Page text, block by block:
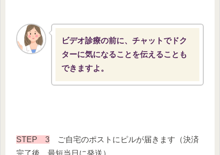
ビデオ診療の前に、チャットでドク
ターに気になることを伝えることも
できますよ。
STEP 3 ご自宅のポストにピルが届きます（決済